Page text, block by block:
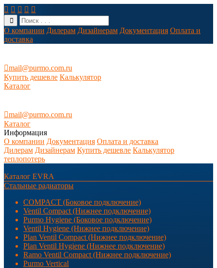
    
О компании Дилерам Дизайнерам Документация Оплата и
доставка
mail@purmo.com.ru
Купить дешевле Калькулятор
Каталог
mail@purmo.com.ru
Каталог
Информация
О компании Документация Оплата и доставка
Дилерам Дизайнерам Купить дешевле Калькулятор
теплопотерь
Каталог EVRA
Стальные радиаторы
COMPACT (Боковое подключение)
Ventil Compact (Нижнее подключение)
Purmo Hygiene (Боковое подключение)
Ventil Hygiene (Нижнее подключение)
Plan Ventil Compact (Нижнее подключение)
Plan Ventil Hygiene (Нижнее подключение)
Ramo Ventil Compact (Нижнее подключение)
Purmo Vertical